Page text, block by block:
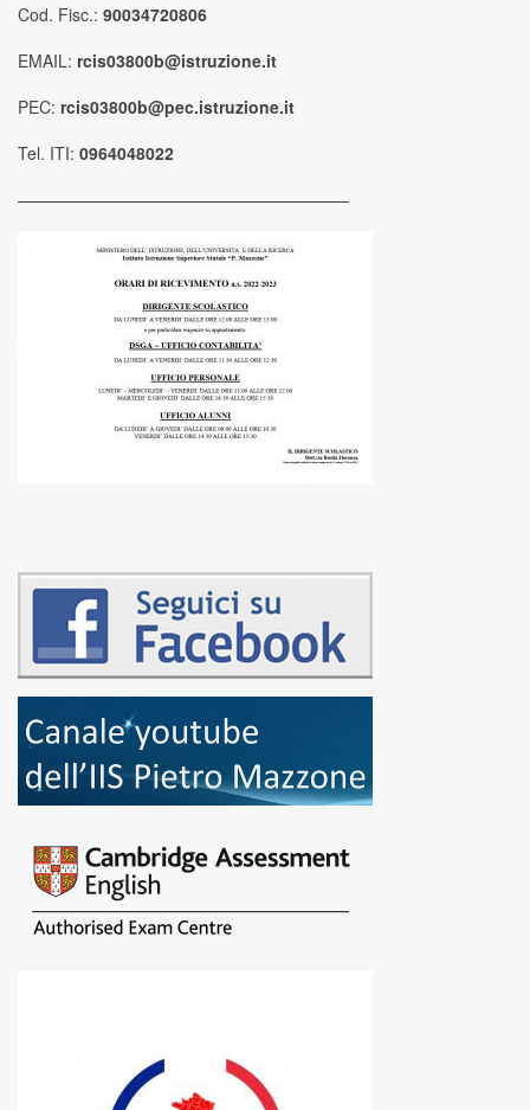
Cod. Fisc.: 90034720806
EMAIL: rcis03800b@istruzione.it
PEC: rcis03800b@pec.istruzione.it
Tel. ITI: 0964048022
————————————————————